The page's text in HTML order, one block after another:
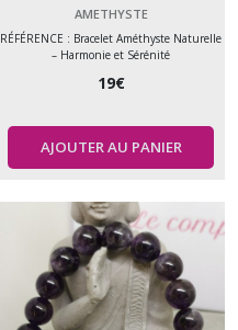
AMETHYSTE
RÉFÉRENCE : Bracelet Améthyste Naturelle
– Harmonie et Sérénité
19€
AJOUTER AU PANIER